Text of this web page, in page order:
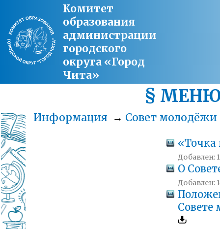
Комитет
образования
администрации
городского
округа «Город
Чита»
§
Информация → Совет молодёжи
«Точка
Добавлен:
О
Добавлен: